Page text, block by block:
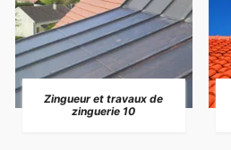
Zingueur et travaux de
zinguerie 10